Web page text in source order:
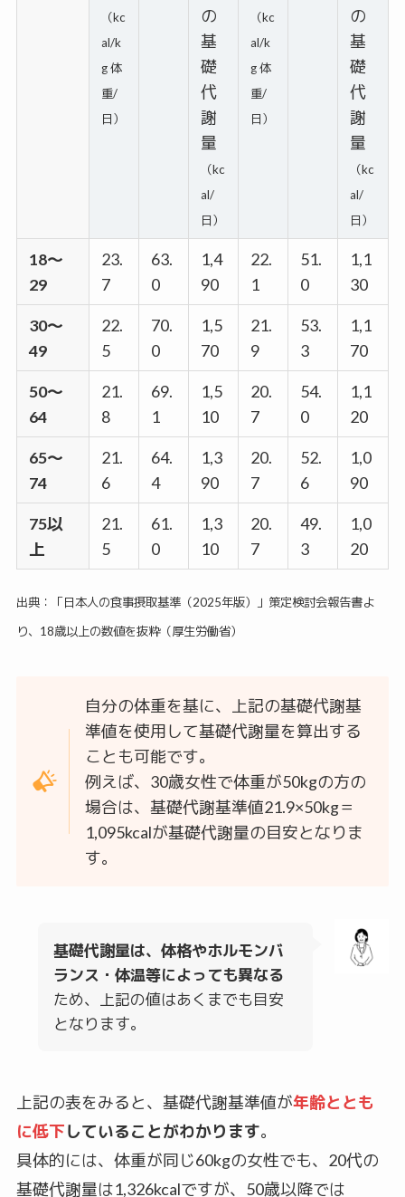
（kc
al/k
g 体
重/
日）
の
基
礎
代
謝
量
（kc
al/
日）
（kc
al/k
g 体
重/
日）
の
基
礎
代
謝
量
（kc
al/
日）
18～
29
23.
7
63.
0
1,4
90
22.
1
51.
0
1,1
30
30～
49
22.
5
70.
0
1,5
70
21.
9
53.
3
1,1
70
50～
64
21.
8
69.
1
1,5
10
20.
7
54.
0
1,1
20
65～
74
21.
6
64.
4
1,3
90
20.
7
52.
6
1,0
90
75以
上
21.
5
61.
0
1,3
10
20.
7
49.
3
1,0
20
出典：「日本人の食事摂取基準（2025年版）」策定検討会報告書よ
り、18歳以上の数値を抜粋（厚生労働省）
自分の体重を基に、上記の基礎代謝基
準値を使用して基礎代謝量を算出する
ことも可能です。
例えば、30歳女性で体重が50kgの方の
場合は、基礎代謝基準値21.9×50kg＝
1,095kcalが基礎代謝量の目安となりま
す。
基礎代謝量は、体格やホルモンバ
ランス・体温等によっても異なる
ため、上記の値はあくまでも目安
となります。
上記の表をみると、基礎代謝基準値が年齢ととも
に低下していることがわかります。
具体的には、体重が同じ60kgの女性でも、20代の
基礎代謝量は1,326kcalですが、50歳以降では